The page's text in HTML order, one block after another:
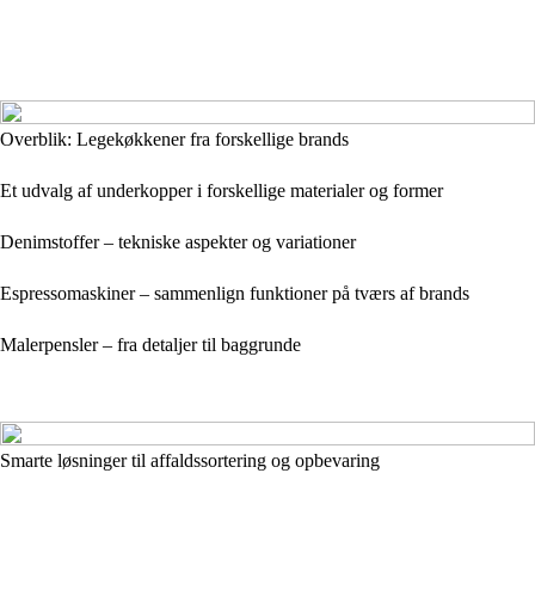
Overblik: Legekøkkener fra forskellige brands
Et udvalg af underkopper i forskellige materialer og former
Denimstoffer – tekniske aspekter og variationer
Espressomaskiner – sammenlign funktioner på tværs af brands
Malerpensler – fra detaljer til baggrunde
Smarte løsninger til affaldssortering og opbevaring